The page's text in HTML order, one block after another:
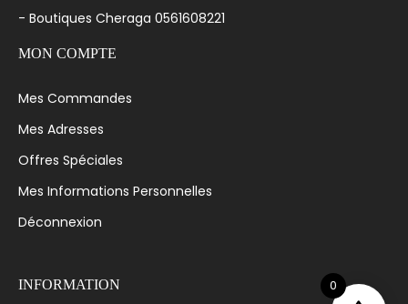
- Boutiques Cheraga 0561608221
MON COMPTE
Mes Commandes
Mes Adresses
Offres Spéciales
Mes Informations Personnelles
Déconnexion
INFORMATION 0